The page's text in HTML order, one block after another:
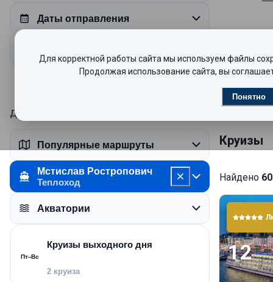
Даты отправления
Дополнительные пожелания
Популярные маршруты
Мстислав Ростропович
Теплоход
Акватории
Пт–Вс
Круизы выходного дня
2 круиза
Вас ждет
класса
Теплоход
это
черта
ваш
Круизы
Найдено 60
12
Для корректной работы сайта мы используем файлы
Продолжая использование сайта, вы
Понятно